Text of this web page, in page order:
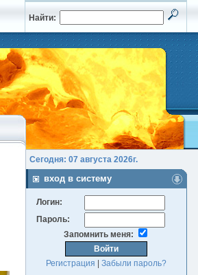
Найти:
Сегодня: 07 августа 2026г.
вход в систему
Логин:
Пароль:
Запомнить меня:
Регистрация Забыли пароль?